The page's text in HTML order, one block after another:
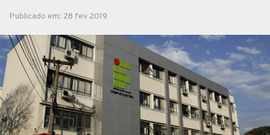
Publicado em: 28 fev 2019